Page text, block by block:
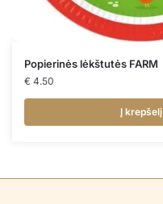
Popierinės lėkštutės FARM
€ 4.50
Į krepšelį